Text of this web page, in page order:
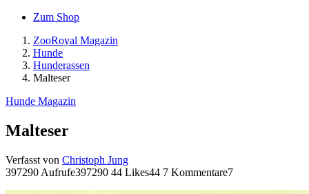
Zum Shop
ZooRoyal Magazin
Hunde
Hunderassen
Malteser
Hunde Magazin
Malteser
Verfasst von Christoph Jung
397290 Aufrufe397290 44 Likes44 7 Kommentare7